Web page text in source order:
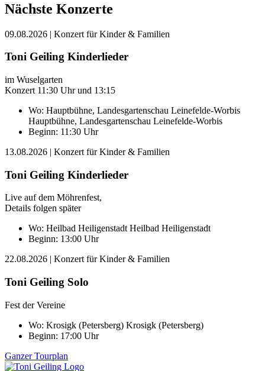
Nächste Konzerte
09.08.2026 | Konzert für Kinder & Familien
Toni Geiling Kinderlieder
im Wuselgarten
Konzert 11:30 Uhr und 13:15
Wo: Hauptbühne, Landesgartenschau Leinefelde-Worbis
Hauptbühne, Landesgartenschau Leinefelde-Worbis
Beginn: 11:30 Uhr
13.08.2026 | Konzert für Kinder & Familien
Toni Geiling Kinderlieder
Live auf dem Möhrenfest,
Details folgen später
Wo: Heilbad Heiligenstadt Heilbad Heiligenstadt
Beginn: 13:00 Uhr
22.08.2026 | Konzert für Kinder & Familien
Toni Geiling Solo
Fest der Vereine
Wo: Krosigk (Petersberg) Krosigk (Petersberg)
Beginn: 17:00 Uhr
Ganzer Tourplan